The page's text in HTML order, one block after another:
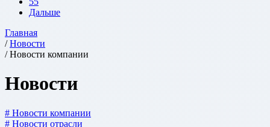
Дальше
Главная
/Новости
/ Новости компании
Новости
# Новости компании
# Новости отрасли